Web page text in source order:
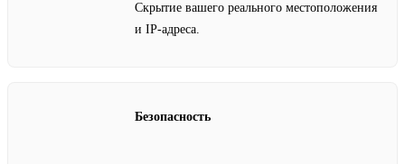
Скрытие вашего реального местоположения
и IP-адреса.
Безопасность